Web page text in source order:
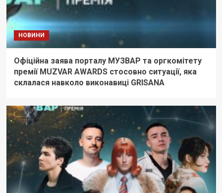
НОВИНИ
Офіційна заява порталу МУЗВАР та оргкомітету
премії MUZVAR AWARDS стосовно ситуації, яка
склалася навколо виконавиці GRISANA